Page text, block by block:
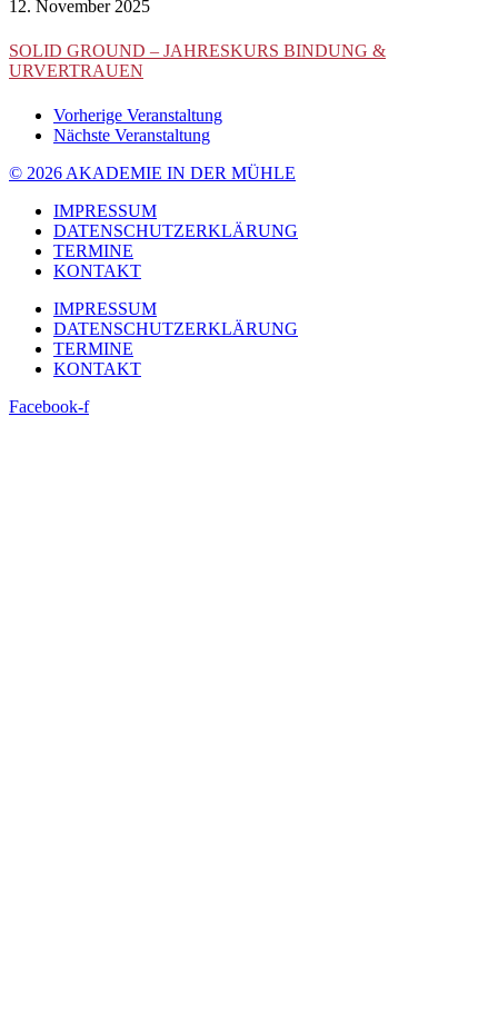
12. November 2025
SOLID GROUND – JAHRESKURS BINDUNG &
URVERTRAUEN
Vorherige Veranstaltung
Nächste Veranstaltung
© 2026 AKADEMIE IN DER MÜHLE
IMPRESSUM
DATENSCHUTZERKLÄRUNG
TERMINE
KONTAKT
IMPRESSUM
DATENSCHUTZERKLÄRUNG
TERMINE
KONTAKT
Facebook-f